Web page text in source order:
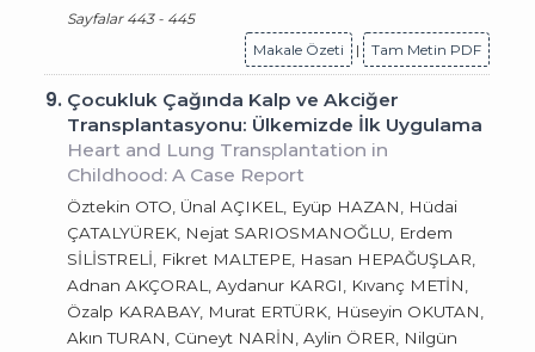
Sayfalar 443 - 445
Makale Özeti
| Tam Metin PDF
9. Çocukluk Çağında Kalp ve Akciğer
Transplantasyonu: Ülkemizde İlk Uygulama
Heart and Lung Transplantation in
Childhood: A Case Report
Öztekin OTO, Ünal AÇIKEL, Eyüp HAZAN, Hüdai
ÇATALYÜREK, Nejat SARIOSMANOĞLU, Erdem
SİLİSTRELİ, Fikret MALTEPE, Hasan HEPAĞUŞLAR,
Adnan AKÇORAL, Aydanur KARGI, Kıvanç METİN,
Özalp KARABAY, Murat ERTÜRK, Hüseyin OKUTAN,
Akın TURAN, Cüneyt NARİN, Aylin ÖRER, Nilgün